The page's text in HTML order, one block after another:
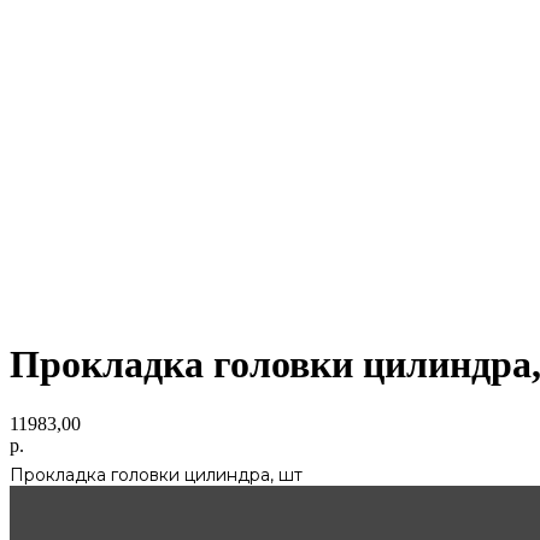
Прокладка головки
11983,00
р.
Прокладка головки цилиндра, шт